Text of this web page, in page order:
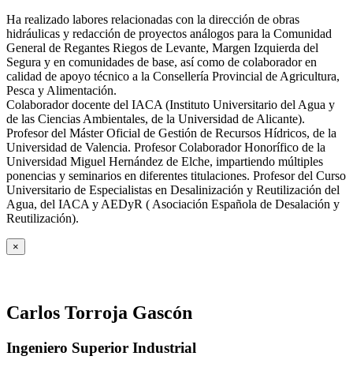
Ha realizado labores relacionadas con la dirección de obras
hidráulicas y redacción de proyectos análogos para la Comunidad
General de Regantes Riegos de Levante, Margen Izquierda del
Segura y en comunidades de base, así como de colaborador en
calidad de apoyo técnico a la Consellería Provincial de Agricultura,
Pesca y Alimentación.
Colaborador docente del IACA (Instituto Universitario del Agua y
de las Ciencias Ambientales, de la Universidad de Alicante).
Profesor del Máster Oficial de Gestión de Recursos Hídricos, de la
Universidad de Valencia. Profesor Colaborador Honorífico de la
Universidad Miguel Hernández de Elche, impartiendo múltiples
ponencias y seminarios en diferentes titulaciones. Profesor del Curso
Universitario de Especialistas en Desalinización y Reutilización del
Agua, del IACA y AEDyR ( Asociación Española de Desalación y
Reutilización).
×
Carlos Torroja Gascón
Ingeniero Superior Industrial